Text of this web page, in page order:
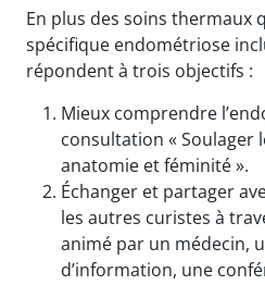
En plus des soins thermaux
spécifique endométriose
répondent à trois objectifs :
Mieux comprendre
consultation « Soulager
anatomie et féminité ».
Échanger et partager
les autres curistes à
animé par un médecin,
d’information, une